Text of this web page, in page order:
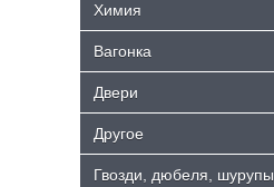
Химия
Bагонка
Двери
Другое
Гвозди, дюбеля, шурупы